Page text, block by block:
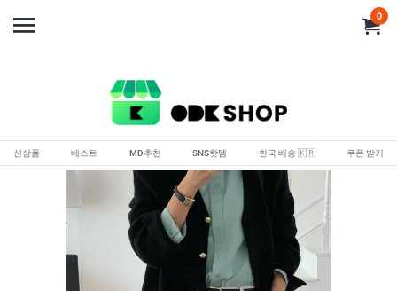
0
신상품 베스트 MD추천 SNS핫템 한국 배송 🇰🇷 쿠폰 받기